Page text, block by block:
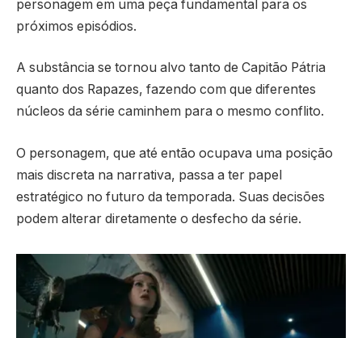
personagem em uma peça fundamental para os
próximos episódios.
A substância se tornou alvo tanto de Capitão Pátria
quanto dos Rapazes, fazendo com que diferentes
núcleos da série caminhem para o mesmo conflito.
O personagem, que até então ocupava uma posição
mais discreta na narrativa, passa a ter papel
estratégico no futuro da temporada. Suas decisões
podem alterar diretamente o desfecho da série.